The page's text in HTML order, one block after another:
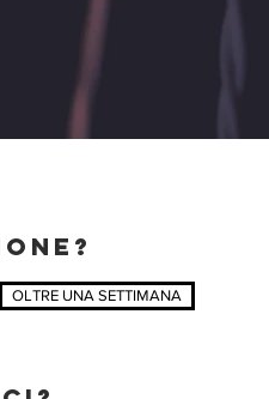
OLTRE UNA SETTIMANA